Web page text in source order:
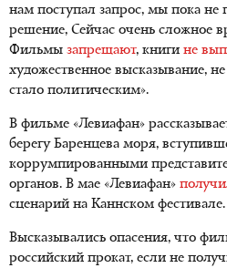
нам поступал запрос, мы пока не
решение, Сейчас очень сложное
Фильмы запрещают, книги не
художественное высказывание,
стало политическим».
В фильме «Левиафан»
берегу Баренцева моря,
коррумпированными
органов. В мае «Левиафан»
сценарий на Каннском фестивале.
Высказывались опасения, что
российский прокат, если не